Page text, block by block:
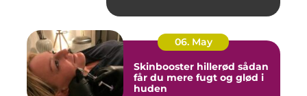
06. May
Skinbooster hillerød sådan
får du mere fugt og glød i
huden